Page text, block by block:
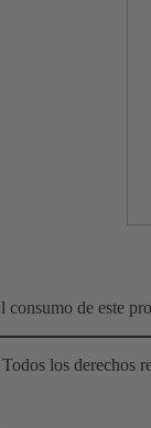
de este
los derechos